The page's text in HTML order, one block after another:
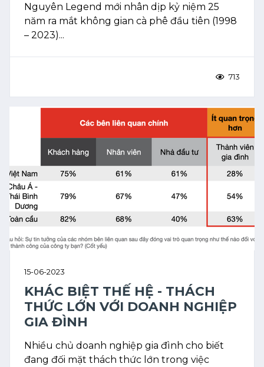
Nguyên Legend mới nhân dịp kỷ niệm 25
năm ra mắt không gian cà phê đầu tiên (1998
– 2023)...
713
15-06-2023
KHÁC BIỆT THẾ HỆ - THÁCH
THỨC LỚN VỚI DOANH NGHIỆP
GIA ĐÌNH
Nhiều chủ doanh nghiệp gia đình cho biết
đang đối mặt thách thức lớn trong việc